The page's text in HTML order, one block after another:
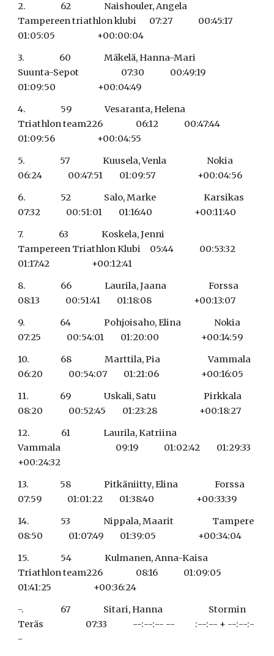
2.                   62                  Naishouler, Angela
Tampereen triathlon klubi       07:27              00:45:17
01:05:05                       +00:00:04
3.                   60                  Mäkelä, Hanna-Mari
Suunta-Sepot                       07:30              00:49:19
01:09:50                       +00:04:49
4.                   59                  Vesaranta, Helena
Triathlon team226                  06:12              00:47:44
01:09:56                       +00:04:55
5.                   57                  Kuusela, Venla                      Nokia
06:24              00:47:51         01:09:57                       +00:04:56
6.                   52                  Salo, Marke                          Karsikas
07:32              00:51:01         01:16:40                       +00:11:40
7.                   63                  Koskela, Jenni
Tampereen Triathlon Klubi     05:44              00:53:32
01:17:42                       +00:12:41
8.                   66                  Laurila, Jaana                       Forssa
08:13              00:51:41         01:18:08                       +00:13:07
9.                   64                  Pohjoisaho, Elina                  Nokia
07:25              00:54:01         01:20:00                       +00:14:59
10.                 68                  Marttila, Pia                          Vammala
06:20              00:54:07         01:21:06                       +00:16:05
11.                 69                  Uskali, Satu                          Pirkkala
08:20              00:52:45         01:23:28                       +00:18:27
12.                 61                  Laurila, Katriina
Vammala                              09:19              01:02:42         01:29:33
+00:24:32
13.                 58                  Pitkäniitty, Elina                    Forssa
07:59              01:01:22         01:38:40                       +00:33:39
14.                 53                  Nippala, Maarit                     Tampere
08:50              01:07:49         01:39:05                       +00:34:04
15.                 54                  Kulmanen, Anna-Kaisa
Triathlon team226                  08:16              01:09:05
01:41:25                       +00:36:24
-.                    67                  Sitari, Hanna                         Stormin
Teräs                       07:33              --:--:-- --           :--:-- + --:--:-
-